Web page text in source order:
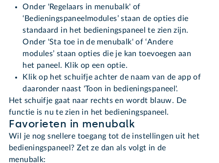
Onder 'Regelaars in menubalk' of
‘Bedieningspaneelmodules’ staan de opties die
standaard in het bedieningspaneel te zien zijn.
Onder 'Sta toe in de menubalk' of ‘Andere
modules’ staan opties die je kan toevoegen aan
het paneel. Klik op een optie.
Klik op het schuifje achter de naam van de app of
daaronder naast 'Toon in bedieningspaneel'.
Het schuifje gaat naar rechts en wordt blauw. De
functie is nu te zien in het bedieningspaneel.
Favorieten in menubalk
Wil je nog snellere toegang tot de instellingen uit het
bedieningspaneel? Zet ze dan als volgt in de
menubalk: